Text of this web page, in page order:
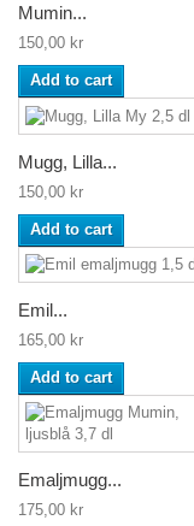
Mumin...
150,00 kr
Add to cart
Mugg, Lilla...
150,00 kr
Add to cart
Emil...
165,00 kr
Add to cart
Emaljmugg...
175,00 kr